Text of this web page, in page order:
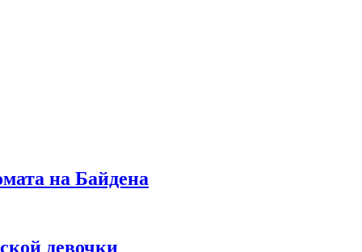
на Байдена
девочки